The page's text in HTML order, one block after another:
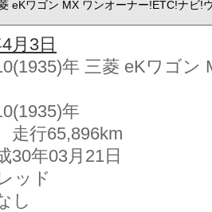
eKワゴン MX ワンオーナー!ETC!ナビ!
月3日
年 三菱 eKワゴン
年
走行65,896km
30年03月21日
ッド
し